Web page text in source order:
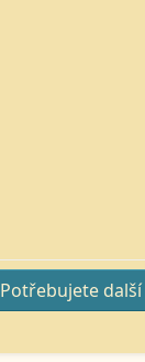
Potřebujete